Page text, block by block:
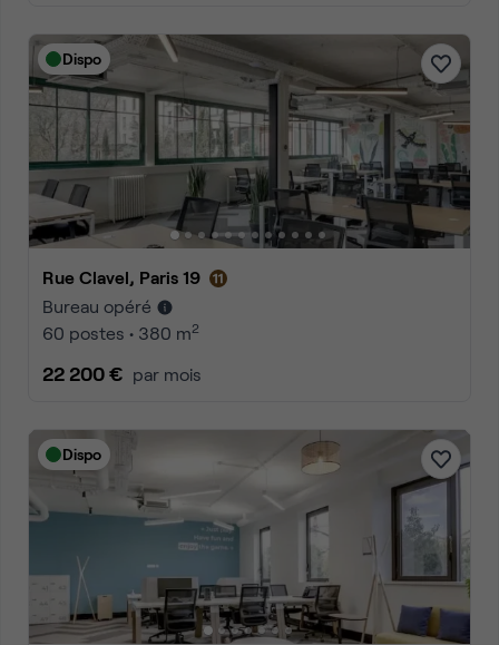
Dispo
Rue Clavel, Paris 19
Bureau opéré
60 postes • 380 m2
22 200 € par mois
Dispo